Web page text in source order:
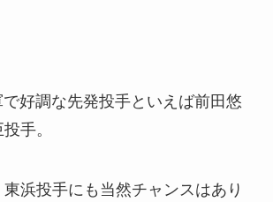
好調な先発投手といえば前田悠
手。
浜投手にも当然チャンスはあり